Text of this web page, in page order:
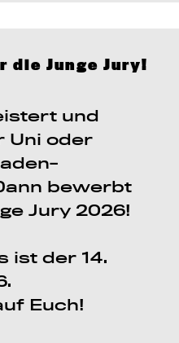
die Junge Jury!
und
Uni oder
bewerbt
Jury 2026!
ist der 14.
Euch!